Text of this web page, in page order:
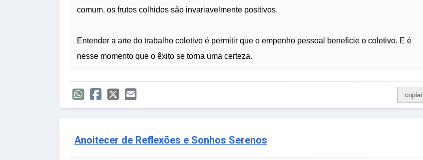
comum, os frutos colhidos são invariavelmente positivos.
Entender a arte do trabalho coletivo é permitir que o empenho pessoal beneficie o coletivo. E é
nesse momento que o êxito se torna uma certeza.
copiar
Anoitecer de Reflexões e Sonhos Serenos